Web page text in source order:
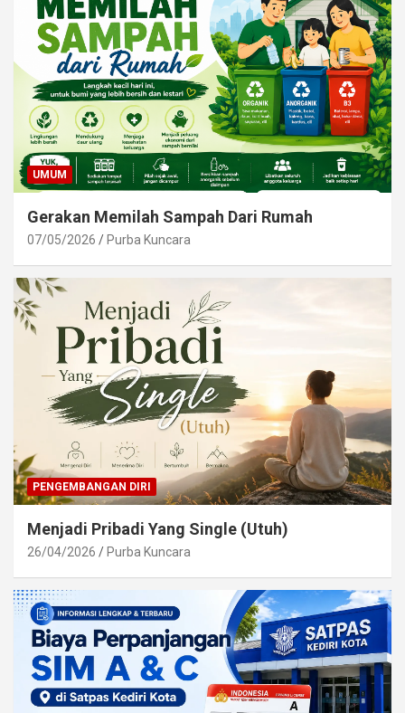
UMUM
Gerakan Memilah Sampah Dari Rumah
07/05/2026 Purba Kuncara
PENGEMBANGAN DIRI
Menjadi Pribadi Yang Single (Utuh)
26/04/2026 Purba Kuncara